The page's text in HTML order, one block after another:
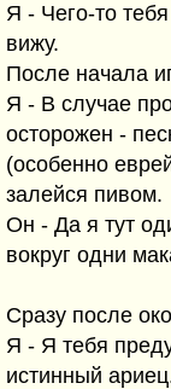
Я - Чего-то
вижу.
После начала
Я - В случае
осторожен -
(особенно
залейся пивом.
Он - Да я тут
вокруг одни
Сразу после
Я - Я тебя
истинный